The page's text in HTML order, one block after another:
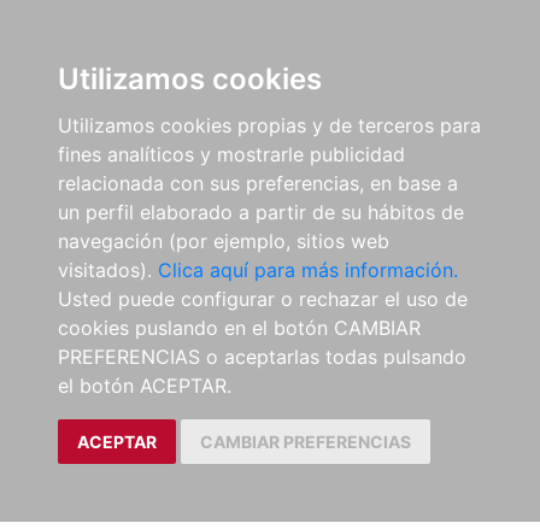
Utilizamos cookies
Utilizamos cookies propias y de terceros para
fines analíticos y mostrarle publicidad
relacionada con sus preferencias, en base a
un perfil elaborado a partir de su hábitos de
navegación (por ejemplo, sitios web
visitados). Clica aquí para más información.
Usted puede configurar o rechazar el uso de
cookies puslando en el botón CAMBIAR
PREFERENCIAS o aceptarlas todas pulsando
el botón ACEPTAR.
ACEPTAR CAMBIAR PREFERENCIAS